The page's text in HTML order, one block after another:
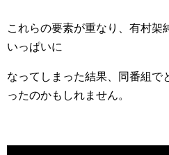
これらの要素が重なり、有村架
いっぱいに
なってしまった結果、同番組で
ったのかもしれません。